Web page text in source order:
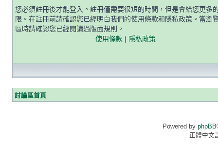
您必須註冊後才能登入。註冊僅需要很短的時間，但是會給您更多
限。在註冊前請確認您已經明白我們的使用條款和隱私政策。當瀏
區時請確認您已經閱讀過版面規則。
使用條款| 隱私政策
討論區首頁
Powered by phpBB
正體中文